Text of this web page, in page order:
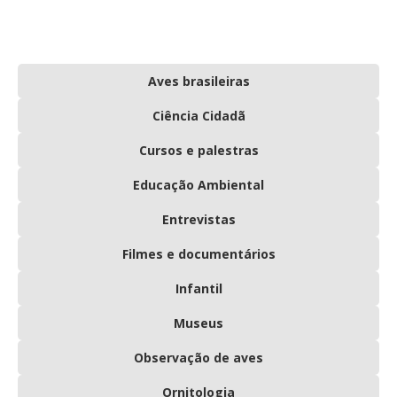
Aves brasileiras
Ciência Cidadã
Cursos e palestras
Educação Ambiental
Entrevistas
Filmes e documentários
Infantil
Museus
Observação de aves
Ornitologia